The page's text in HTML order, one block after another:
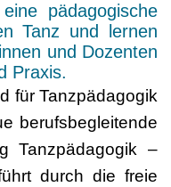
pädagogische
Tanz und lernen
und Dozenten
Praxis.
für Tanzpädagogik
berufsbegleitende
Tanzpädagogik –
durch die freie